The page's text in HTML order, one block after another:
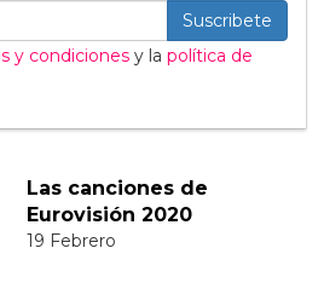
Suscribete
y condiciones y la política de
Las canciones de
Eurovisión 2020
19 Febrero